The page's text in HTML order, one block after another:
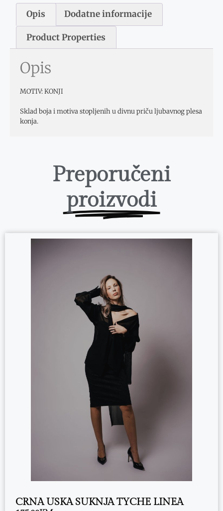
Opis Dodatne informacije
Product Properties
Opis
MOTIV:KONJI
Sklad boja i motiva stopljenih u divnu priču ljubavnog plesa
konja.
Preporučeni
proizvodi
CRNA USKA SUKNJA TYCHE LINEA